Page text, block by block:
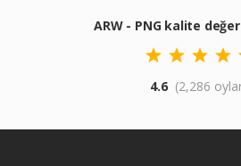
ARW - PNG kalite
4.6 (2,286